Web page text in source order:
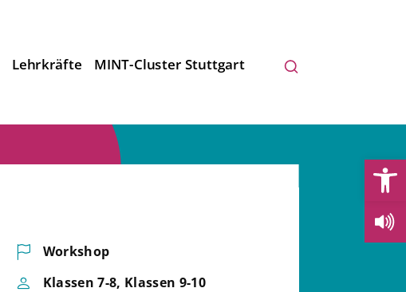
Lehrkräfte MINT-Cluster Stuttgart
Workshop
Klassen 7-8, Klassen 9-10